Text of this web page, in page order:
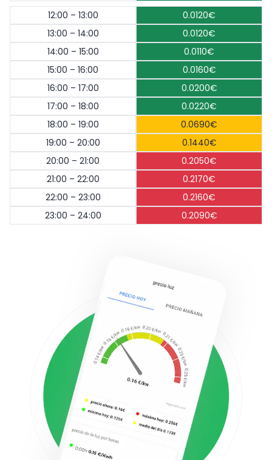
12:00 – 13:00
0.0120€
13:00 – 14:00
0.0120€
14:00 – 15:00
0.0110€
15:00 – 16:00
0.0160€
16:00 – 17:00
0.0200€
17:00 – 18:00
0.0220€
18:00 – 19:00
0.0690€
19:00 – 20:00
0.1440€
20:00 – 21:00
0.2050€
21:00 – 22:00
0.2170€
22:00 – 23:00
0.2160€
23:00 – 24:00
0.2090€